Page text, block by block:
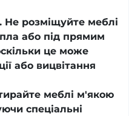
розміщуйте меблі
або під прямим
це може
або вицвітання
меблі м'якою
спеціальні